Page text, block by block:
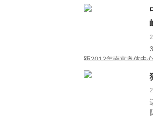
距2012年南京奥体中